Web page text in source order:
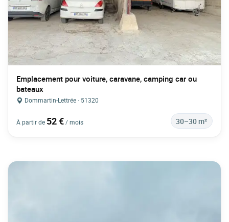
Emplacement pour voiture, caravane, camping car ou
bateaux
Dommartin-Lettrée · 51320
À partir de 52 €/ mois 30–30 m²